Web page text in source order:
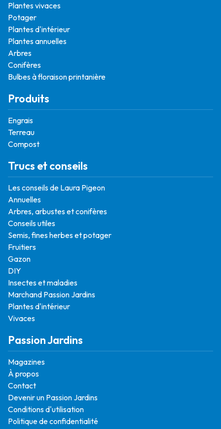
Plantes vivaces
Potager
Plantes d'intérieur
Plantes annuelles
Arbres
Conifères
Bulbes à floraison printanière
Produits
Engrais
Terreau
Compost
Trucs et conseils
Les conseils de Laura Pigeon
Annuelles
Arbres, arbustes et conifères
Conseils utiles
Semis, fines herbes et potager
Fruitiers
Gazon
DIY
Insectes et maladies
Marchand Passion Jardins
Plantes d'intérieur
Vivaces
Passion Jardins
Magazines
À propos
Contact
Devenir un Passion Jardins
Conditions d'utilisation
Politique de confidentialité